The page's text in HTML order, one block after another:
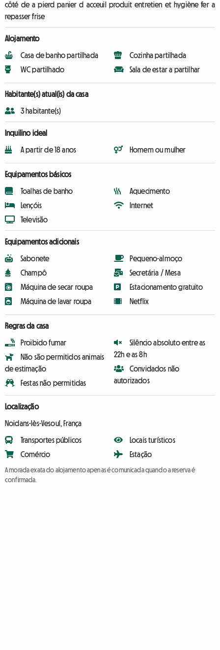
côté de a pierd panier d acceuil produit entretien et hygiène fer a
repasser frise
Alojamento
Casa de banho partilhada
WC partilhado
Cozinha partilhada
Sala de estar a partilhar
Habitante(s) atual(is) da casa
3 habitante(s)
Inquilino ideal
A partir de 18 anos Homem ou mulher
Equipamentos básicos
Toalhas de banho
Lençóis
Televisão
Aquecimento
Internet
Equipamentos adicionais
Sabonete
Champô
Máquina de secar roupa
Máquina de lavar roupa
Pequeno-almoço
Secretária / Mesa
Estacionamento gratuito
Netflix
Regras da casa
Proibido fumar
Não são permitidos animais
de estimação
Festas não permitidas
Silêncio absoluto entre as
22h e as 8h
Convidados não
autorizados
Localização
Noidans-lès-Vesoul, França
Transportes públicos
Comércio
Locais turísticos
Estação
A morada exata do alojamento apenas é comunicada quando a reserva é
confirmada.